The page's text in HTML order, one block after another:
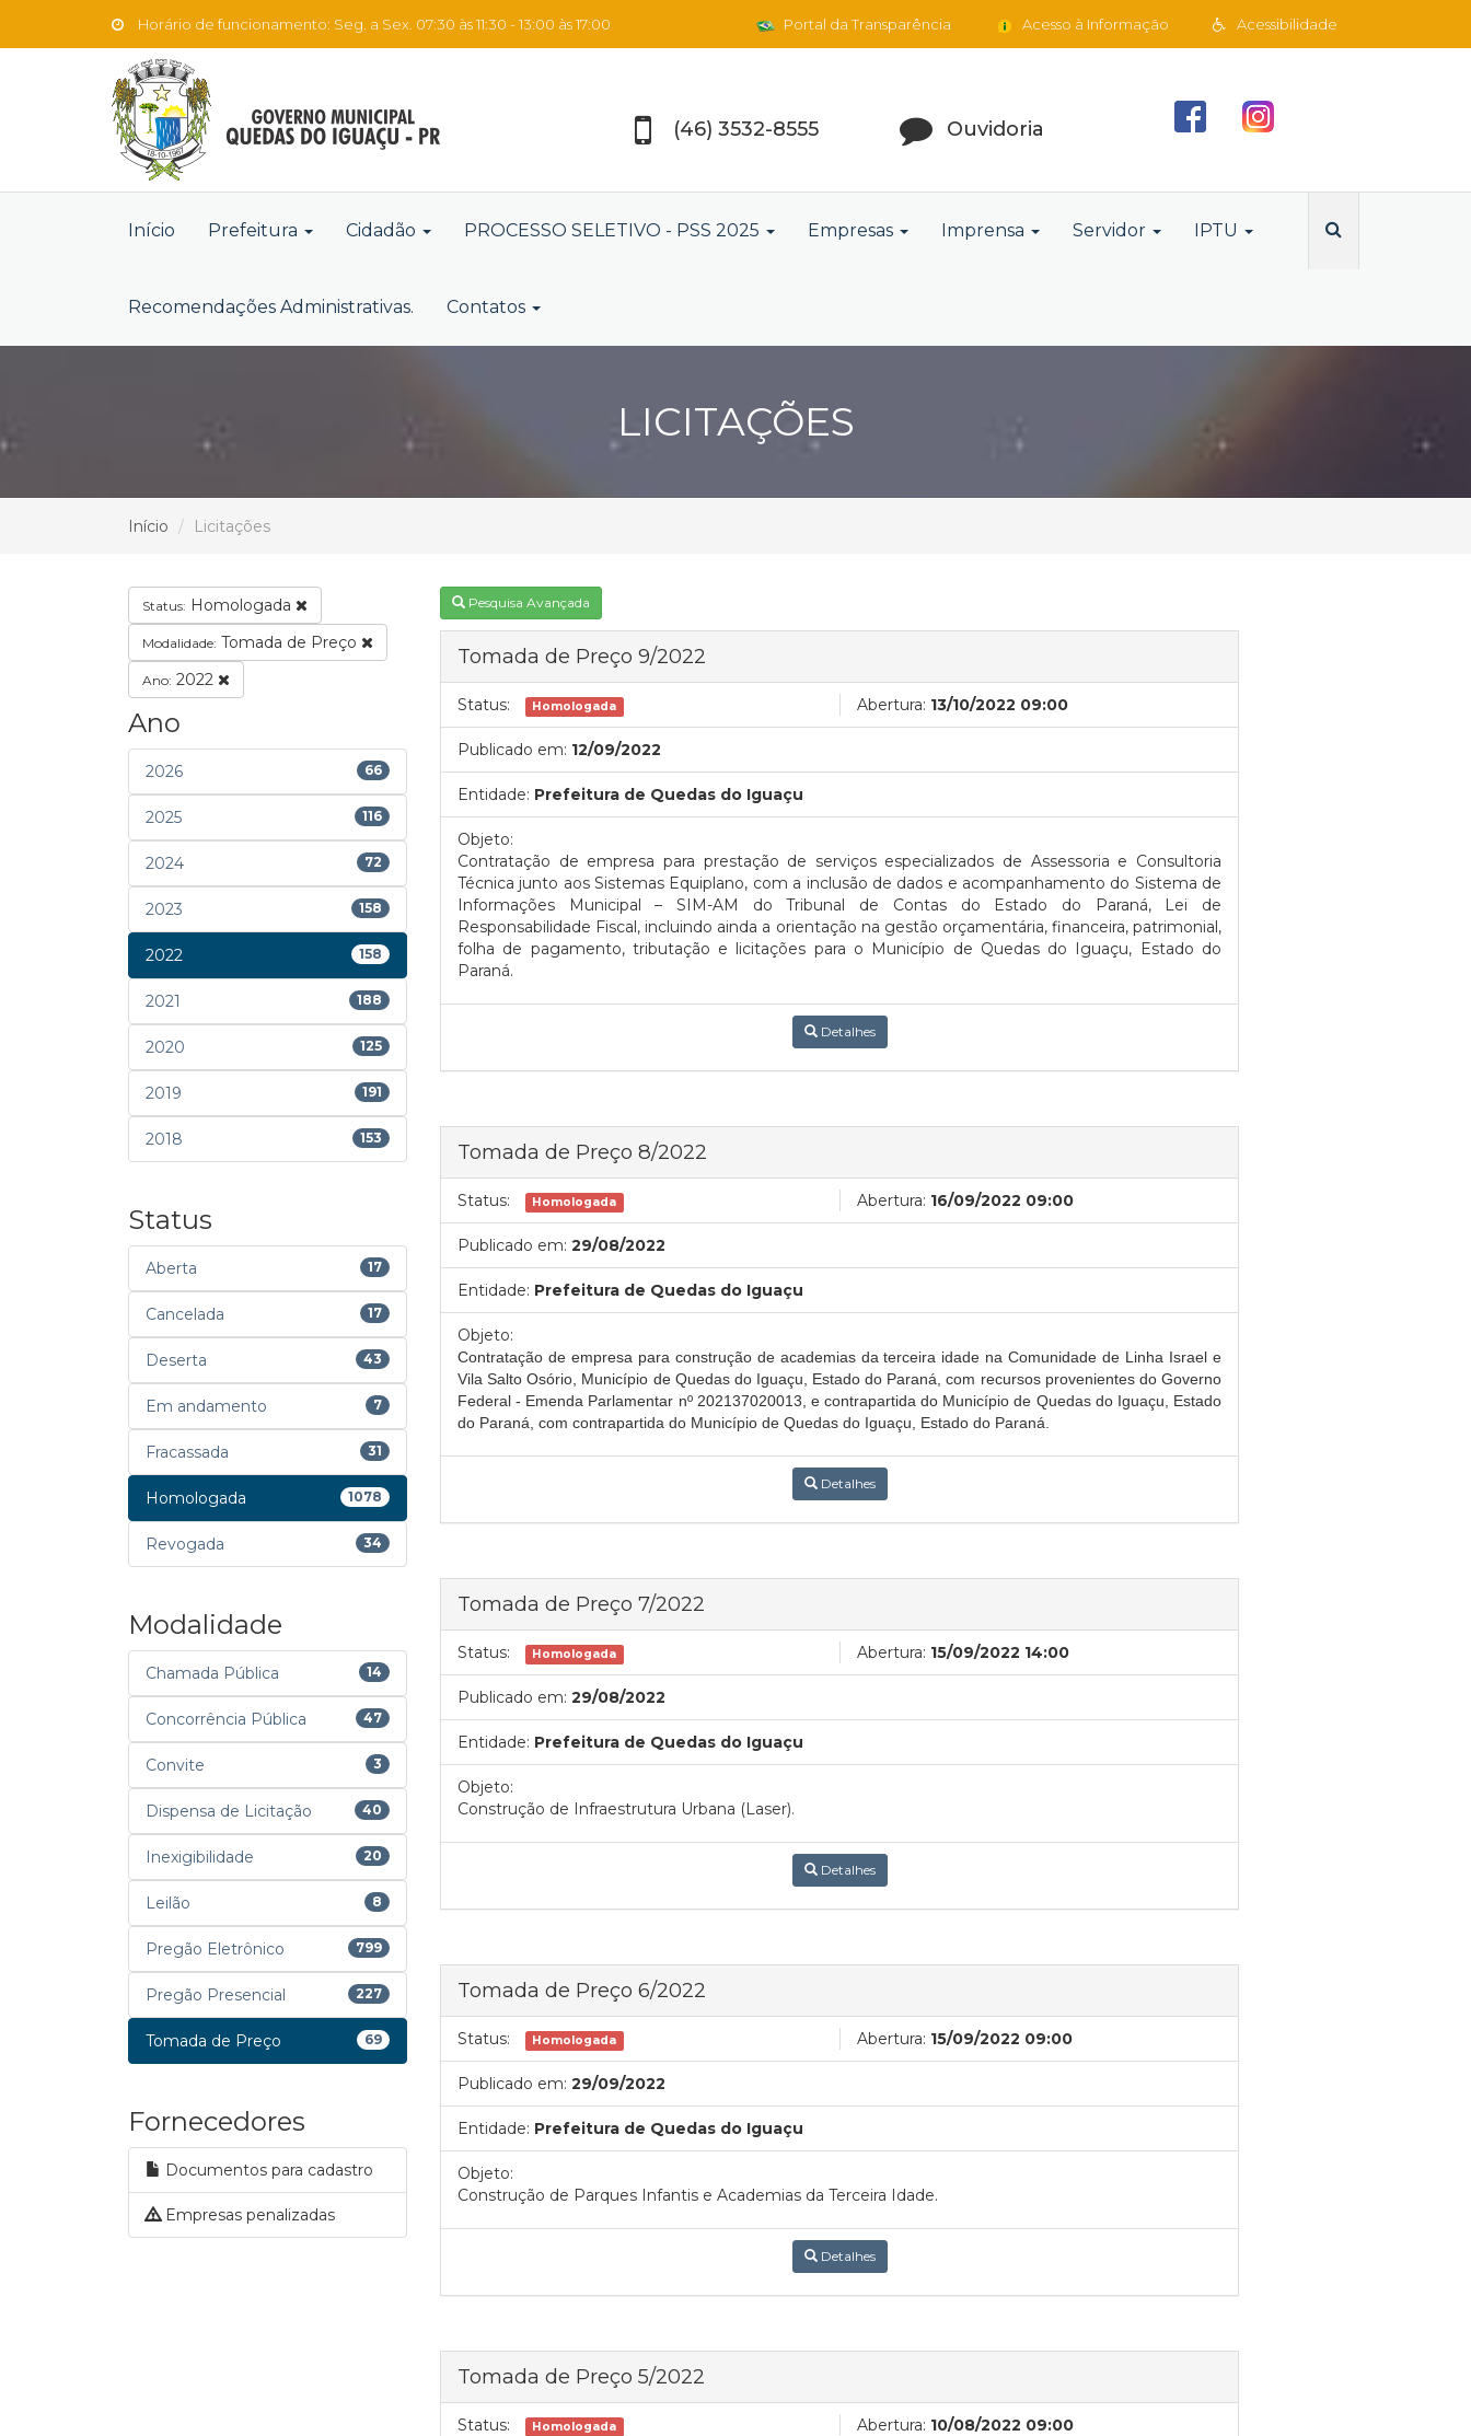
Horário de funcionamento: Seg. a Sex. 07:30 às 11:30 - 13:00 às 17:00 Acessibilidade
Acesso à Informação
Portal da Transparência
(46) 3532-8555 Ouvidoria
Início Prefeitura Cidadão PROCESSO SELETIVO - PSS 2025 Empresas Imprensa Servidor IPTU
Recomendações Administrativas. Contatos
LICITAÇÕES
Início Licitações
Status: Homologada
Modalidade: Tomada de Preço
Ano: 2022
Ano
2026 66
2025 116
2024 72
2023 158
2022 158
2021 188
2020 125
2019 191
2018 153
Status
Aberta 17
Cancelada 17
Deserta 43
Em andamento 7
Fracassada 31
Homologada 1078
Revogada 34
Modalidade
Chamada Pública 14
Concorrência Pública 47
Convite 3
Dispensa de Licitação 40
Inexigibilidade 20
Leilão 8
Pregão Eletrônico 799
Pregão Presencial 227
Tomada de Preço 69
Fornecedores
Documentos para cadastro
Empresas penalizadas
Pesquisa Avançada
Tomada de Preço 9/2022
Status: Homologada Abertura: 13/10/2022 09:00
Publicado em: 12/09/2022
Entidade: Prefeitura de Quedas do Iguaçu
Objeto:
Contratação de empresa para prestação de serviços especializados de Assessoria e Consultoria
Técnica junto aos Sistemas Equiplano, com a inclusão de dados e acompanhamento do Sistema de
Informações Municipal – SIM-AM do Tribunal de Contas do Estado do Paraná, Lei de
Responsabilidade Fiscal, incluindo ainda a orientação na gestão orçamentária, financeira, patrimonial,
folha de pagamento, tributação e licitações para o Município de Quedas do Iguaçu, Estado do
Paraná.
Detalhes
Tomada de Preço 8/2022
Status: Homologada Abertura: 16/09/2022 09:00
Publicado em: 29/08/2022
Entidade: Prefeitura de Quedas do Iguaçu
Objeto:
Contratação de empresa para construção de academias da terceira idade na Comunidade de Linha Israel e
Vila Salto Osório, Município de Quedas do Iguaçu, Estado do Paraná, com recursos provenientes do Governo
Federal - Emenda Parlamentar nº 202137020013, e contrapartida do Município de Quedas do Iguaçu, Estado
do Paraná, com contrapartida do Município de Quedas do Iguaçu, Estado do Paraná.
Detalhes
Tomada de Preço 7/2022
Status: Homologada Abertura: 15/09/2022 14:00
Publicado em: 29/08/2022
Entidade: Prefeitura de Quedas do Iguaçu
Objeto:
Construção de Infraestrutura Urbana (Laser).
Detalhes
Tomada de Preço 6/2022
Status: Homologada Abertura: 15/09/2022 09:00
Publicado em: 29/09/2022
Entidade: Prefeitura de Quedas do Iguaçu
Objeto:
Construção de Parques Infantis e Academias da Terceira Idade.
Detalhes
Tomada de Preço 5/2022
Status: Homologada Abertura: 10/08/2022 09:00